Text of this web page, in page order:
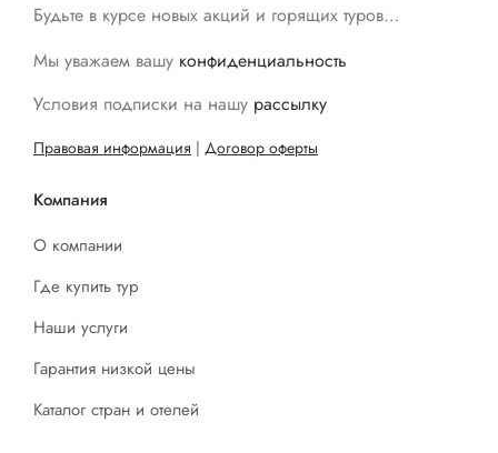
Будьте в курсе новых акций и горящих туров…
Мы уважаем вашу конфиденциальность
Условия подписки на нашу рассылку
Правовая информация | Договор оферты
Компания
О компании
Где купить тур
Наши услуги
Гарантия низкой цены
Каталог стран и отелей